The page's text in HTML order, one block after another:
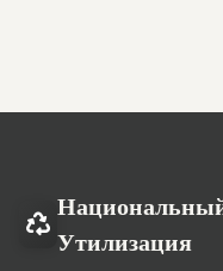
Утилизация